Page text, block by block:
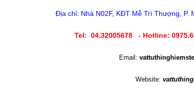
Địa chỉ: Nhà N02F, KĐT Mễ Trì Thượng, P.
Tel: 04.32005678 - Hotline:
Email:
Website: